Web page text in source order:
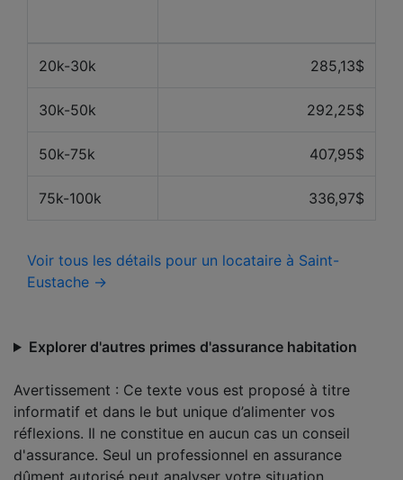
20k-30k 285,13$
30k-50k 292,25$
50k-75k 407,95$
75k-100k 336,97$
Voir tous les détails pour un locataire à Saint-
Eustache →
Explorer d'autres primes d'assurance habitation
Avertissement : Ce texte vous est proposé à titre
informatif et dans le but unique d’alimenter vos
réflexions. Il ne constitue en aucun cas un conseil
d'assurance. Seul un professionnel en assurance
dûment autorisé peut analyser votre situation